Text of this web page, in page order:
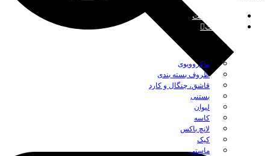
صفحه نخست
محصولات
ماکروویوی
ظروف بسته بندی
قاشق، چنگال و کارد
بستنی
لیوان
کاسه
لانچ باکس
کیک
ماستی